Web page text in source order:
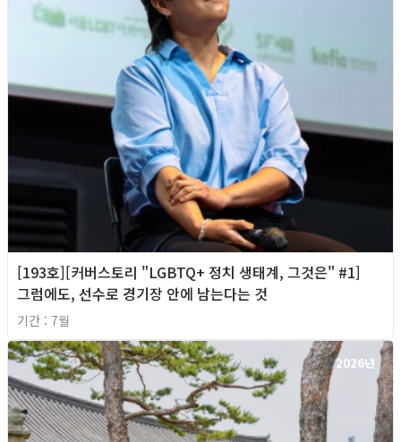
[193호][커버스토리 "LGBTQ+ 정치 생태계, 그것은" #1]
그럼에도, 선수로 경기장 안에 남는다는 것
기간 : 7월
2026년